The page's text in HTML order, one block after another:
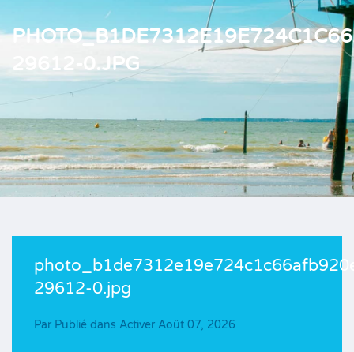
29612-0.JPG
29612-0.jpg
Par Publié dans Activer Août 07, 2026